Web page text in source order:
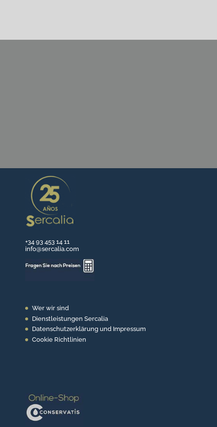
+34 93 453 14 11
info@sercalia.com
Wer wir sind
Dienstleistungen Sercalia
Datenschutzerklärung und Impressum
Cookie Richtlinien